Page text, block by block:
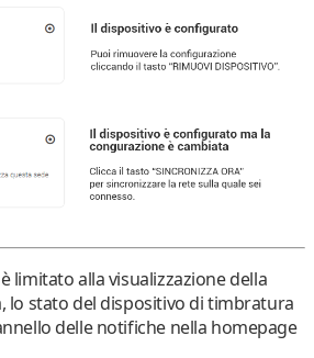
limitato alla visualizzazione della
, lo stato del dispositivo di timbratura
delle notifichenella homepage